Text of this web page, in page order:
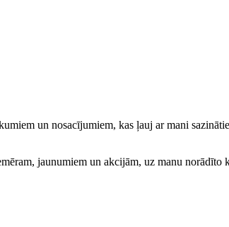
un nosacījumiem, kas ļauj ar mani
jaunumiem un akcijām, uz manu norādīto